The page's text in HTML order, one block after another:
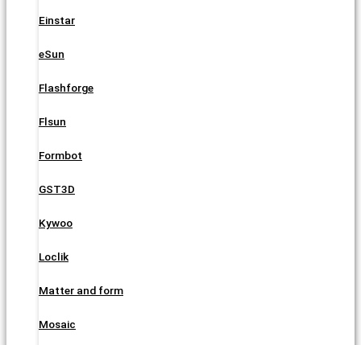
Einstar
eSun
Flashforge
Flsun
Formbot
GST3D
Kywoo
Loclik
Matter and form
Mosaic